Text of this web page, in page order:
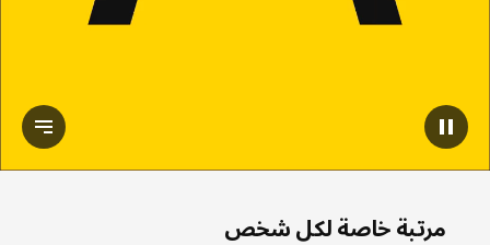
إيقاف مؤقت للفيديو عرض النص
مرتبة خاصة لكل شخص